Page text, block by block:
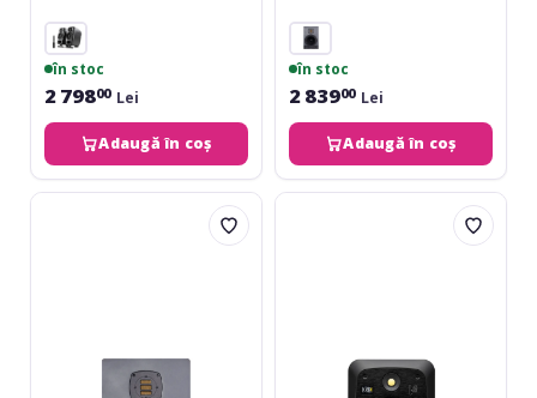
în stoc
2 79800 Lei
Adaugă în coș
în stoc
2 83900 Lei
Adaugă în coș
EVE
KRK